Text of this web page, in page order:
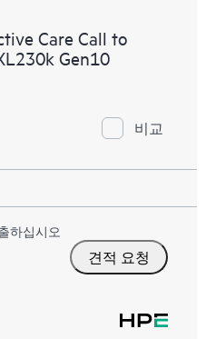
Care Call to
Gen10
비교
하십시오
견적 요청